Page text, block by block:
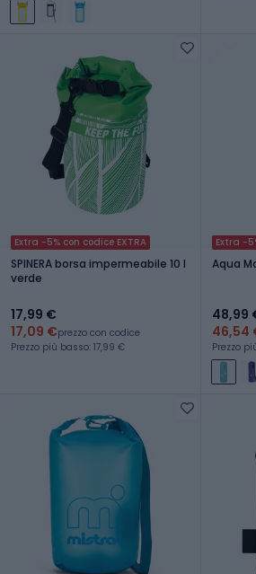
Extra -5% con codice EXTRA
SPINERA borsa impermeabile 10 l
verde
17,99 €
17,09 €prezzo con codice
Prezzo più basso: 17,99 €
Extra -
Aqua
48,99
46,54
Prezzo